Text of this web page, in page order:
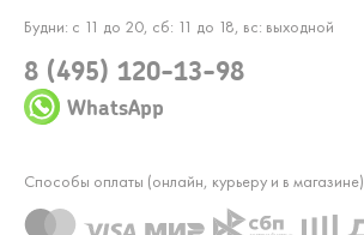
Будни: с 11 до 20, сб: 11 до 18, вс: выходной
8 (495) 120-13-98
WhatsApp
Способы оплаты (онлайн, курьеру и в магазине)